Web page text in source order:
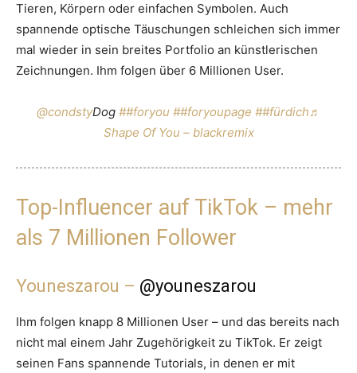
Tieren, Körpern oder einfachen Symbolen. Auch
spannende optische Täuschungen schleichen sich immer
mal wieder in sein breites Portfolio an künstlerischen
Zeichnungen. Ihm folgen über 6 Millionen User.
@condstyDog ##foryou ##foryoupage ##fürdich♬
Shape Of You – blackremix
Top-Influencer auf TikTok – mehr
als 7 Millionen Follower
Youneszarou – @youneszarou
Ihm folgen knapp 8 Millionen User – und das bereits nach
nicht mal einem Jahr Zugehörigkeit zu TikTok. Er zeigt
seinen Fans spannende Tutorials, in denen er mit